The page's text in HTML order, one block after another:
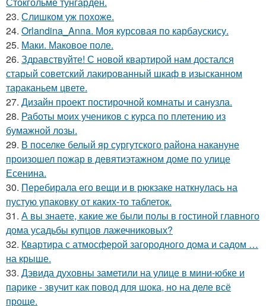
23. Слишком уж похоже.
24. Orlandina_Anna. Моя курсовая по карбаускису.
25. Маки. Маковое поле.
26. Здравствуйте! С новой квартирой нам достался
старый советский лакированный шкаф в изысканном
тараканьем цвете.
27. Дизайн проект постирочной комнаты и санузла.
28. Работы моих учеников с курса по плетению из
бумажной лозы.
29. В поселке белый яр сургутского района накануне
произошел пожар в девятиэтажном доме по улице
Есенина.
30. Перебирала его вещи и в рюкзаке наткнулась на
пустую упаковку от каких-то таблеток.
31. А вы знаете, какие же были полы в гостиной главного
дома усадьбы купцов лажечниковых?
32. Квартира с атмосферой загородного дома и садом …
на крыше.
33. Дэвида духовны заметили на улице в мини-юбке и
парике - звучит как повод для шока, но на деле всё
проще.